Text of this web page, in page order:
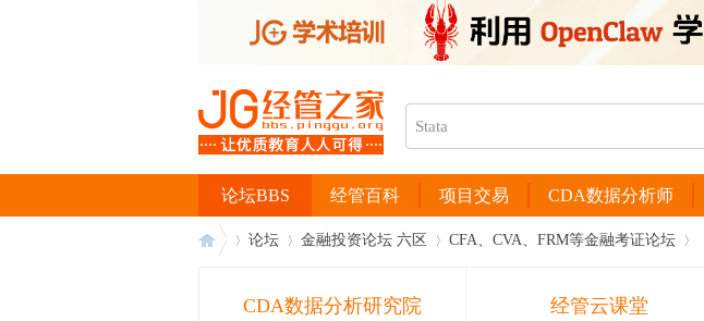
经管百科 项目交易 CDA数据分析师
论坛BBS
论坛 金融投资论坛 六区 CFA、CVA、FRM等金融考证论坛
CDA数据分析研究院 经管云课堂